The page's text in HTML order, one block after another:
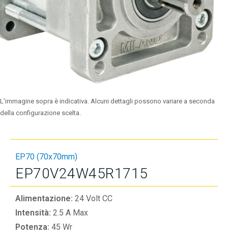
L’immagine sopra è indicativa. Alcuni dettagli possono variare a seconda
della configurazione scelta.
EP70 (70x70mm)
EP70V24W45R1715
Alimentazione: 24 Volt CC
Intensità: 2.5 A Max
Potenza: 45 Wr